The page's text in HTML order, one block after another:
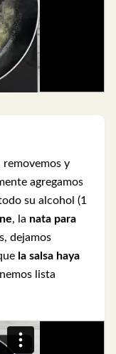
removemos y
agregamos
su alcohol (1
, la nata para
dejamos
la salsa haya
lista